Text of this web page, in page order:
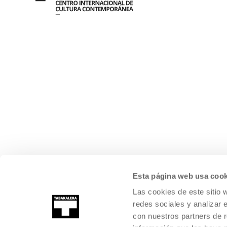
Esta página web usa
Las cookies de este sitio
redes sociales y analizar
con nuestros partners de